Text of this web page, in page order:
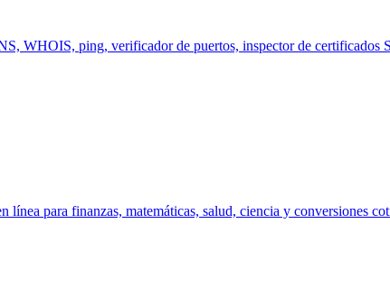
WHOIS, ping, verificador de puertos, inspector de certificados
línea para finanzas, matemáticas, salud, ciencia y conversiones